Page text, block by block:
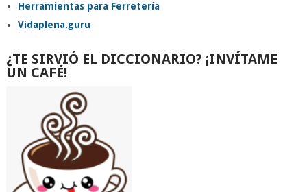
Herramientas para Ferretería
Vidaplena.guru
¿TE SIRVIÓ EL DICCIONARIO? ¡INVÍTAME
UN CAFÉ!